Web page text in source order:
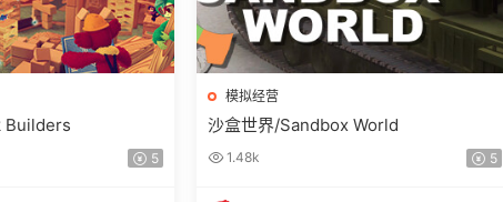
Builders
5
模拟经营
沙盒世界/Sandbox World
1.48k 5